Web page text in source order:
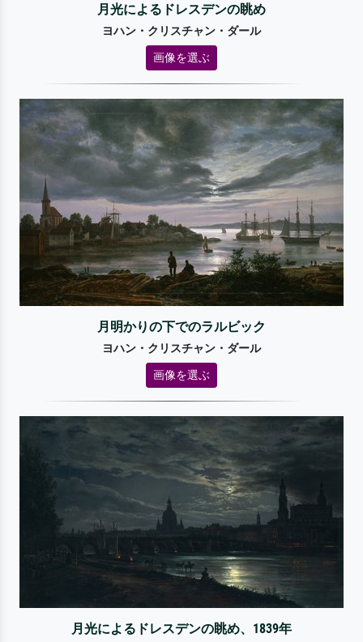
月光によるドレスデンの眺め
ヨハン・クリスチャン・ダール
画像を選ぶ
月明かりの下でのラルビック
ヨハン・クリスチャン・ダール
画像を選ぶ
月光によるドレスデンの眺め、1839年